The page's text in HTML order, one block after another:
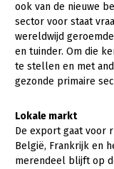
Melkveehouderij
Paardenhouderij
Schapenhouderij
Varkenshouderij
Bollenteelt
Bomen, vaste
Fruitteelt
Glastuinbouw
Paddenstoelen
Vrouw en
Nieuws
Webinars
LTO Nederland
Mensen
ook van de nieuwe
sector voor staat
wereldwijd
en tuinder. Om die
te stellen en met
gezonde primaire
Lokale markt
De export gaat voor
België, Frankrijk en
merendeel blijft op